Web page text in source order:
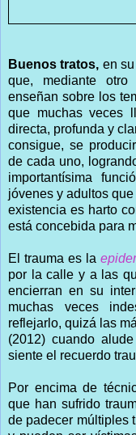
Buenos tratos, en
que, mediante
enseñan sobre los
que muchas veces
directa, profunda y
consigue, se
de cada uno,
importantísima
jóvenes y adultos
existencia es harto
está concebida para
El trauma es la
por la calle y a las
encierran en su
muchas veces
reflejarlo, quizá las
(2012) cuando
siente el recuerdo
Por encima de
que han sufrido
de padecer múltiples